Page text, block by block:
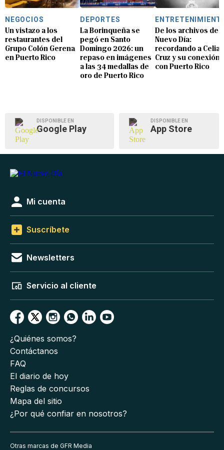
NEGOCIOS
Un vistazo a los
restaurantes del
Grupo Colón Gerena
en Puerto Rico
DEPORTES
La Borinqueña se
pegó en Santo
Domingo 2026: un
repaso en imágenes
a las 34 medallas de
oro de Puerto Rico
De los archivos de
Nuevo Día:
recordando a Celia
Cruz y su conexión
con Puerto Rico
DISPONIBLE EN
Google Play
DISPONIBLE EN
App Store
Mi cuenta
Suscríbete
Newsletters
Servicio al cliente
¿Quiénes somos?
Contáctanos
FAQ
El diario de hoy
Reglas de concursos
Mapa del sitio
¿Por qué confiar en nosotros?
Otras marcas de GFR Media